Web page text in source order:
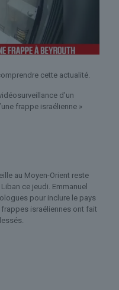
cette actualité.
d’un
frappe israélienne »
au Moyen-Orient reste
ce jeudi. Emmanuel
pour inclure le pays
israéliennes ont fait